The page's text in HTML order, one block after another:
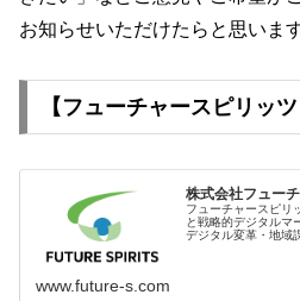
お知らせいただけたらと思いま
【フューチャースピリッツ
株式会社フュー
フューチャースピリ
と戦略的デジタルマ
デジタル変革・地域
www.future-s.com